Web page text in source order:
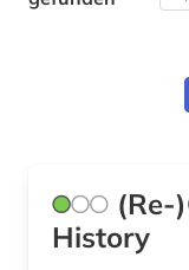
ballett (1)
(Re-
History